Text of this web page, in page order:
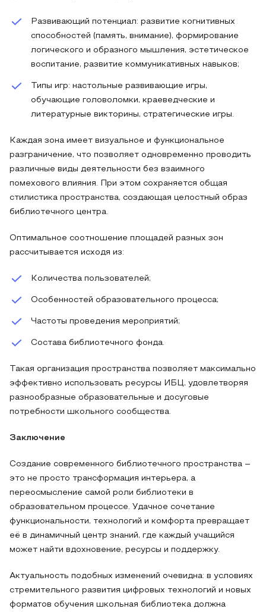
Развивающий потенциал: развитие когнитивных
способностей (память, внимание), формирование
логического и образного мышления, эстетическое
воспитание, развитие коммуникативных навыков;
Типы игр: настольные развивающие игры,
обучающие головоломки, краеведческие и
литературные викторины, стратегические игры.
Каждая зона имеет визуальное и функциональное
разграничение, что позволяет одновременно проводить
различные виды деятельности без взаимного
помехового влияния. При этом сохраняется общая
стилистика пространства, создающая целостный образ
библиотечного центра.
Оптимальное соотношение площадей разных зон
рассчитывается исходя из:
Количества пользователей;
Особенностей образовательного процесса;
Частоты проведения мероприятий;
Состава библиотечного фонда.
Такая организация пространства позволяет максимально
эффективно использовать ресурсы ИБЦ, удовлетворяя
разнообразные образовательные и досуговые
потребности школьного сообщества.
Заключение
Создание современного библиотечного пространства –
это не просто трансформация интерьера, а
переосмысление самой роли библиотеки в
образовательном процессе. Удачное сочетание
функциональности, технологий и комфорта превращает
её в динамичный центр знаний, где каждый учащийся
может найти вдохновение, ресурсы и поддержку.
Актуальность подобных изменений очевидна: в условиях
стремительного развития цифровых технологий и новых
форматов обучения школьная библиотека должна